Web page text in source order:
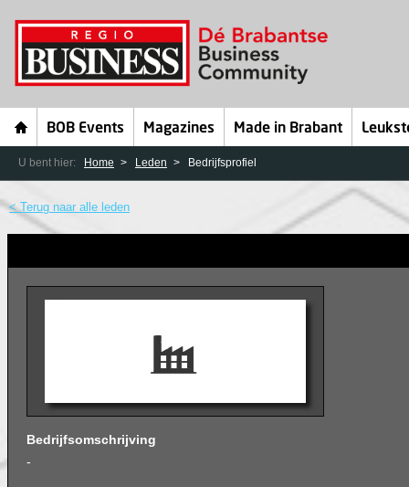
BOB Events Magazines Made in Brabant
U bent hier: Home Leden Bedrijfsprofiel
< Terug naar alle leden
Bedrijfsomschrijving
-